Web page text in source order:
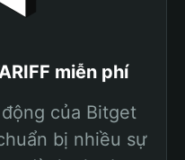
miễn phí
của Bitget
bị nhiều sự